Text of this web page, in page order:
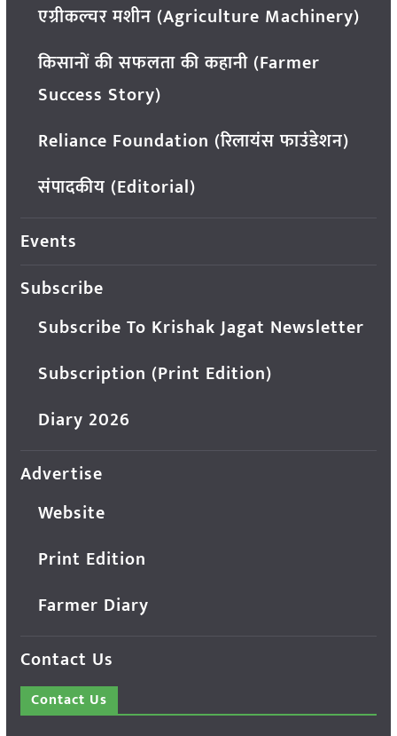
एग्रीकल्चर मशीन (Agriculture Machinery)
किसानों की सफलता की कहानी (Farmer
Success Story)
Reliance Foundation (रिलायंस फाउंडेशन)
संपादकीय (Editorial)
Events
Subscribe
Subscribe To Krishak Jagat Newsletter
Subscription (Print Edition)
Diary 2026
Advertise
Website
Print Edition
Farmer Diary
Contact Us
Contact Us